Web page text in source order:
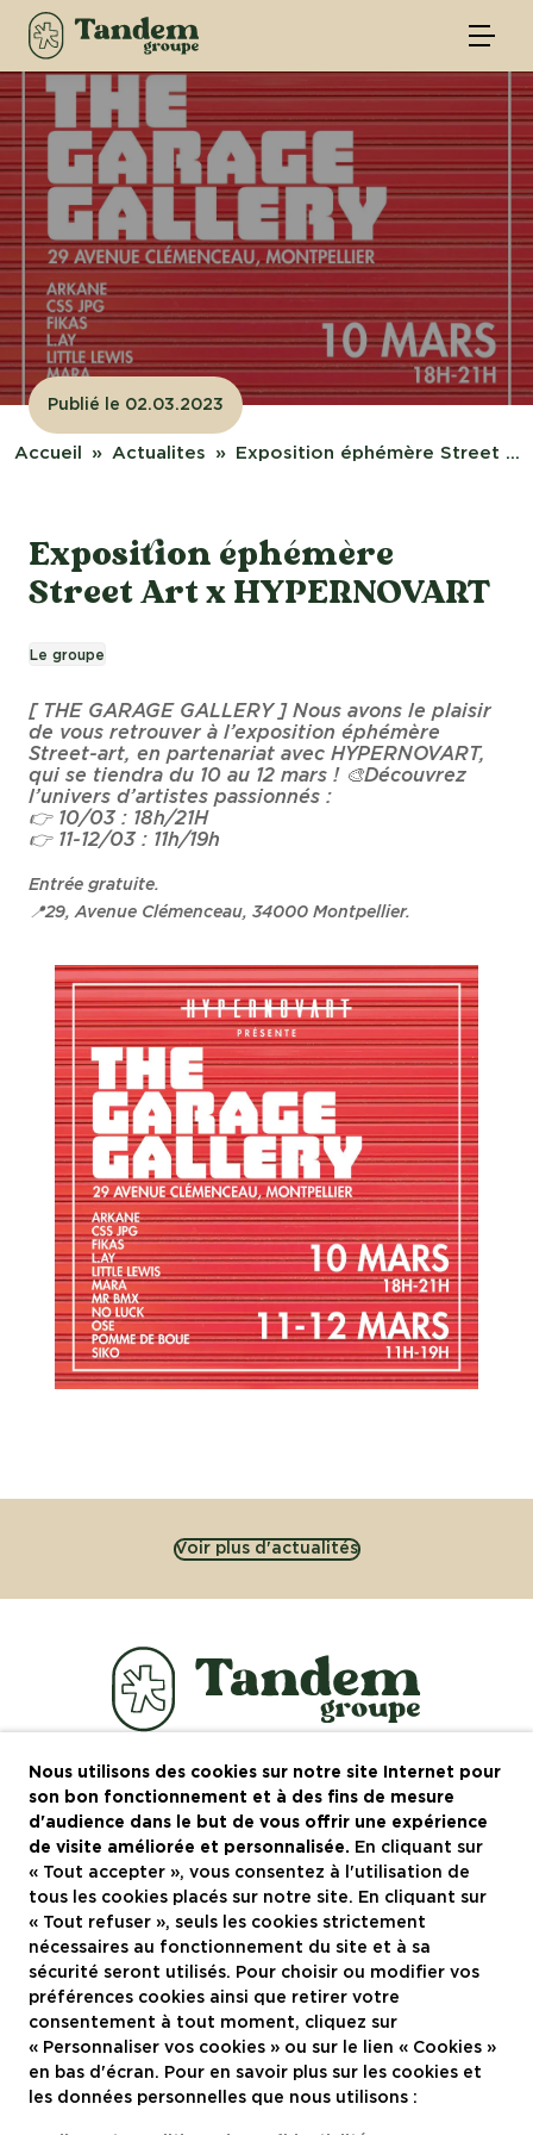
Publié le 02.03.2023
Accueil Actualites Exposition éphémère Street ...
Exposition éphémère
Street Art x HYPERNOVART
Le groupe
[ THE GARAGE GALLERY ] Nous avons le plaisir
de vous retrouver à l’exposition éphémère
Street-art, en partenariat avec HYPERNOVART,
qui se tiendra du 10 au 12 mars ! 🎨Découvrez
l’univers d’artistes passionnés :
👉 10/03 : 18h/21H
👉 11-12/03 : 11h/19h
Entrée gratuite.
📍29, Avenue Clémenceau, 34000 Montpellier.
Voir plus d'actualités
Le groupe
Recrutement
Actualités
Contactez-nous
Restaurants à Montpellier
Nous rejoindre
Nous utilisons des cookies sur notre site Internet pour
son bon fonctionnement et à des fins de mesure
d'audience dans le but de vous offrir une expérience
de visite améliorée et personnalisée. En cliquant sur
« Tout accepter », vous consentez à l'utilisation de
tous les cookies placés sur notre site. En cliquant sur
« Tout refuser », seuls les cookies strictement
nécessaires au fonctionnement du site et à sa
sécurité seront utilisés. Pour choisir ou modifier vos
préférences cookies ainsi que retirer votre
consentement à tout moment, cliquez sur
« Personnaliser vos cookies » ou sur le lien « Cookies »
en bas d'écran. Pour en savoir plus sur les cookies et
les données personnelles que nous utilisons :